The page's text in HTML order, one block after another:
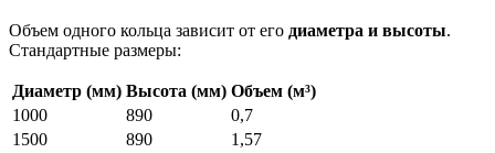
Объем одного кольца зависит от его диаметра и высоты.
Стандартные размеры:
Диаметр (мм) Высота (мм) Объем (м³)
1000
890
0,7
1500
890
1,57